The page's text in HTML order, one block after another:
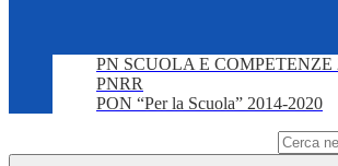
PN SCUOLA E COMPETENZE
PNRR
PON “Per la Scuola” 2014-2020